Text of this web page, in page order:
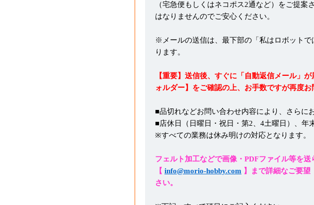
（宅急便もしくはネコポス2通など）をご提
はなりませんのでご安心ください。
※メールの送信は、最下部の「私はロボット
ります。
【重要】送信後、すぐに「自動返信メール」
ォルダー】をご確認の上、お手数ですが再度お
■品切れなどお問い合わせ内容により、さらに
■店休日（日曜日・祝日・第2、4土曜日）、年
※すべての業務は休み明けの対応となります。
フェルト加工などで画像・PDFファイル等を
【 info@morio-hobby.com 】まで詳細なご要
さい。